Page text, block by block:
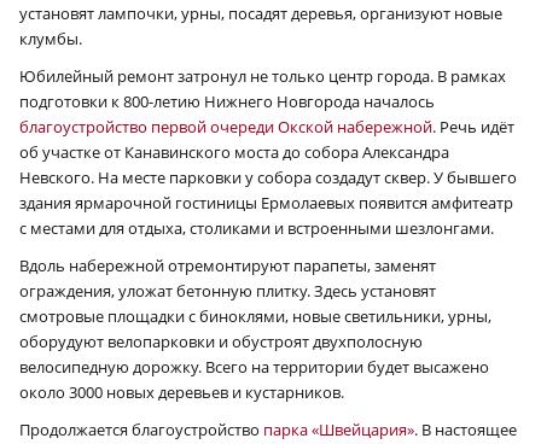
установят лампочки, урны, посадят деревья, организуют новые
клумбы.
Юбилейный ремонт затронул не только центр города. В рамках
подготовки к 800-летию Нижнего Новгорода началось
благоустройство первой очереди Окской набережной. Речь идёт
об участке от Канавинского моста до собора Александра
Невского. На месте парковки у собора создадут сквер. У бывшего
здания ярмарочной гостиницы Ермолаевых появится амфитеатр
с местами для отдыха, столиками и встроенными шезлонгами.
Вдоль набережной отремонтируют парапеты, заменят
ограждения, уложат бетонную плитку. Здесь установят
смотровые площадки с биноклями, новые светильники, урны,
оборудуют велопарковки и обустроят двухполосную
велосипедную дорожку. Всего на территории будет высажено
около 3000 новых деревьев и кустарников.
Продолжается благоустройство парка «Швейцария». В настоящее